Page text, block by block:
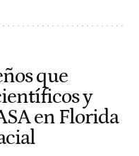
que
y
en Florida